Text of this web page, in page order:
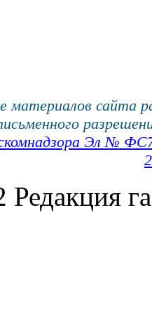
материалов сайта
Эл №
Редакция